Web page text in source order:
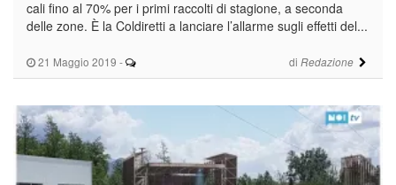
21 Maggio 2019 - di Redazione
cali fino al 70% per i primi raccolti di stagione, a seconda
delle zone. È la Coldiretti a lanciare l’allarme sugli effetti del...